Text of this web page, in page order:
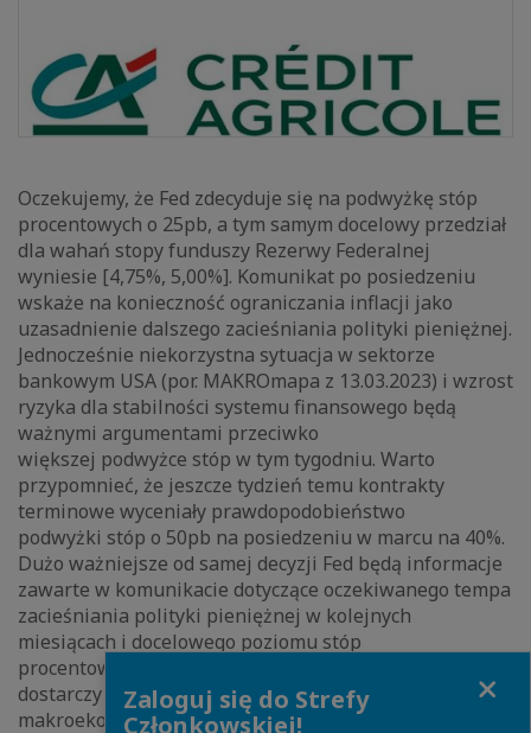
Oczekujemy, że Fed zdecyduje się na podwyżkę stóp
procentowych o 25pb, a tym samym docelowy przedział
dla wahań stopy funduszy Rezerwy Federalnej
wyniesie [4,75%, 5,00%]. Komunikat po posiedzeniu
wskaże na konieczność ograniczania inflacji jako
uzasadnienie dalszego zacieśniania polityki pieniężnej.
Jednocześnie niekorzystna sytuacja w sektorze
bankowym USA (por. MAKROmapa z 13.03.2023) i wzrost
ryzyka dla stabilności systemu finansowego będą
ważnymi argumentami przeciwko
większej podwyżce stóp w tym tygodniu. Warto
przypomnieć, że jeszcze tydzień temu kontrakty
terminowe wyceniały prawdopodobieństwo
podwyżki stóp o 50pb na posiedzeniu w marcu na 40%.
Dużo ważniejsze od samej decyzji Fed będą informacje
zawarte w komunikacie dotyczące oczekiwanego tempa
zacieśniania polityki pieniężnej w kolejnych
miesiącach i docelowego poziomu stóp
procentowych. Więcej informacji w tym zakresie
dostarczy również najnowsza projekcja
makroekonomiczna członków FOMC. Oczekujemy, że
Zaloguj się do Strefy
Członkowskiej!